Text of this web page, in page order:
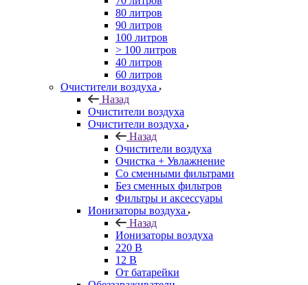
80 литров
90 литров
100 литров
> 100 литров
40 литров
60 литров
Очистители воздуха
Назад
Очистители воздуха
Очистители воздуха
Назад
Очистители воздуха
Очистка + Увлажнение
Cо сменными фильтрами
Без сменных фильтров
Фильтры и аксессуары
Ионизаторы воздуха
Назад
Ионизаторы воздуха
220 В
12 В
От батарейки